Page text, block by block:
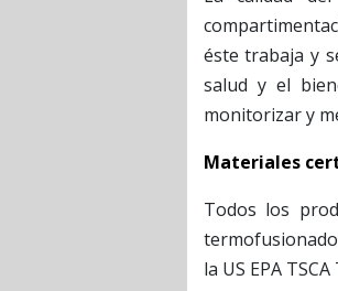
éste trabaja y
salud y el
monitorizar y
Materiales
Todos los
la US EPA